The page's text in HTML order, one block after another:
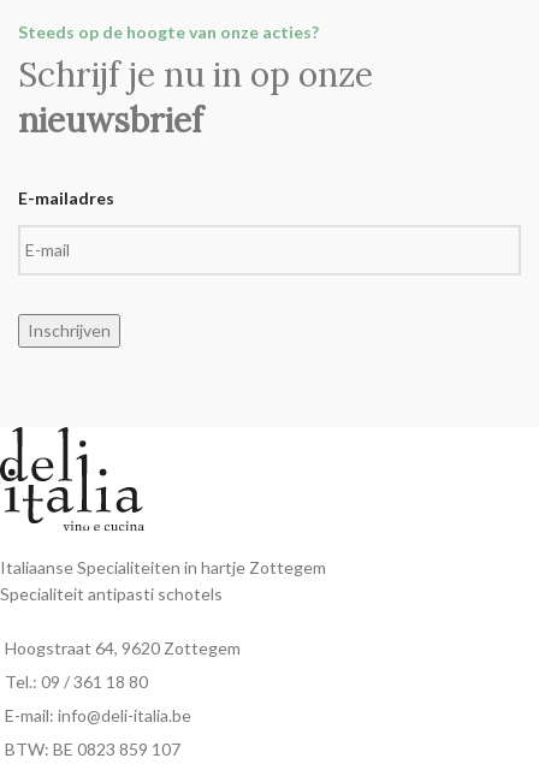
Steeds op de hoogte van onze acties?
Schrijf je nu in op onze
nieuwsbrief
E-mailadres
Inschrijven
Italiaanse Specialiteiten in hartje Zottegem
Specialiteit antipasti schotels
Hoogstraat 64, 9620 Zottegem
Tel.: 09 / 361 18 80
E-mail: info@deli-italia.be
BTW: BE 0823 859 107